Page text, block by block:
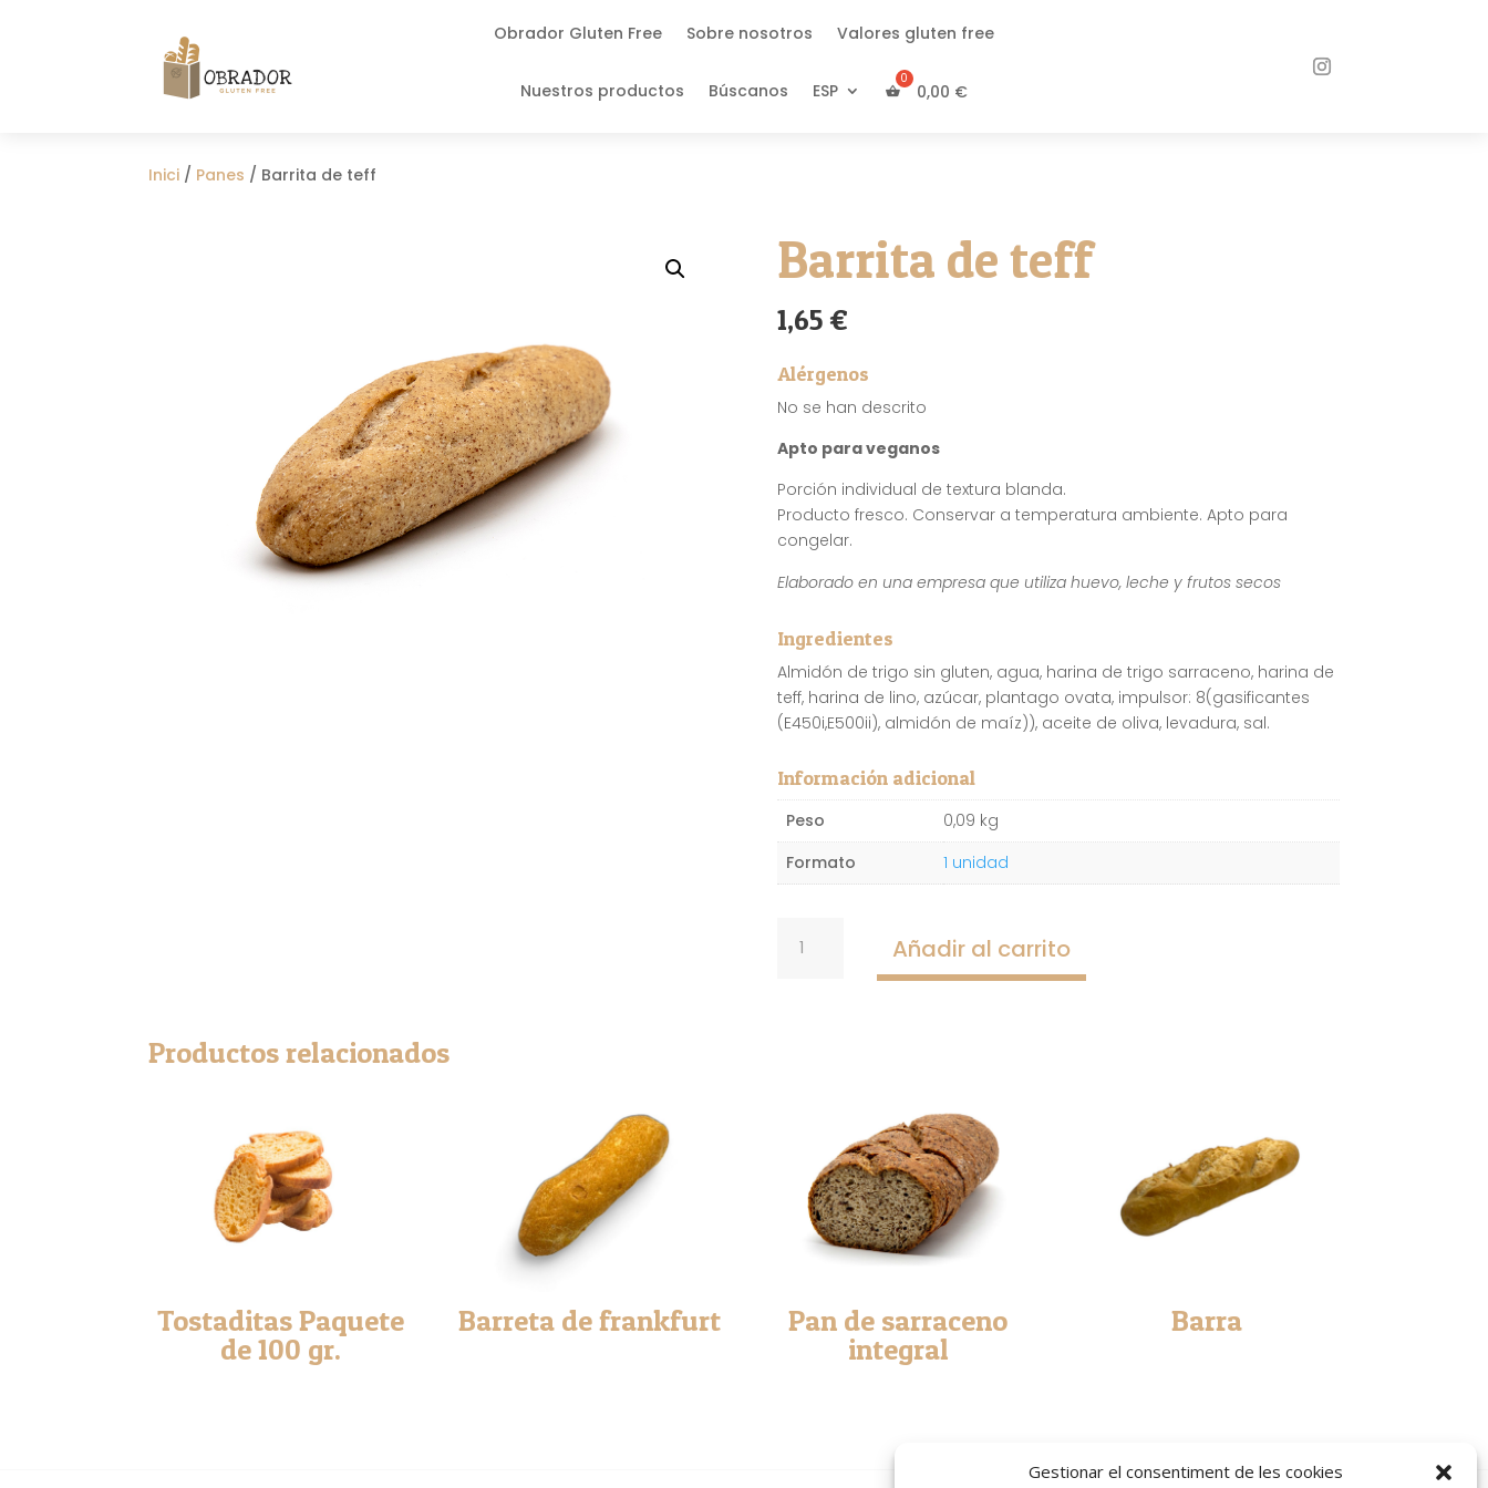
Gestionar el consentiment de les cookies
Obrador Gluten Free Sobre nosotros Valores gluten free
Nuestros productos Búscanos ESP 0,00 €
Inici / Panes / Barrita de teff
Barrita de teff
1,65 €
Alérgenos
No se han descrito
Apto para veganos
Porción individual de textura blanda.
Producto fresco. Conservar a temperatura ambiente. Apto para
congelar.
Elaborado en una empresa que utiliza huevo, leche y frutos secos
Ingredientes
Almidón de trigo sin gluten, agua, harina de trigo sarraceno, harina de
teff, harina de lino, azúcar, plantago ovata, impulsor: 8(gasificantes
(E450i,E500ii), almidón de maíz)), aceite de oliva, levadura, sal.
Información adicional
Peso
0,09 kg
Formato
1 unidad
Añadir al carrito
Productos relacionados
Tostaditas Paquete
de 100 gr.
Barreta de frankfurt
Pan de sarraceno
integral
Barra